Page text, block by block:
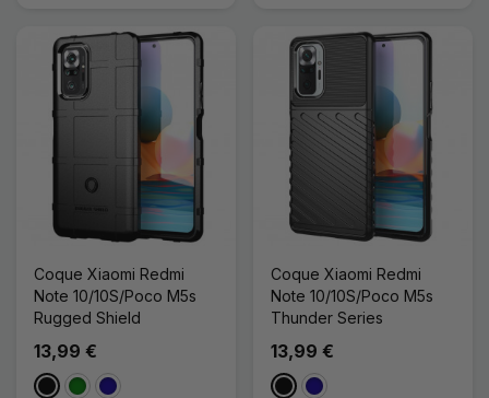
Coque Xiaomi Redmi
Note 10/10S/Poco M5s
Rugged Shield
13,99 €
NoirVertBleu Foncé
Coque Xiaomi Redmi
Note 10/10S/Poco M5s
Thunder Series
13,99 €
NoirBleu Foncé